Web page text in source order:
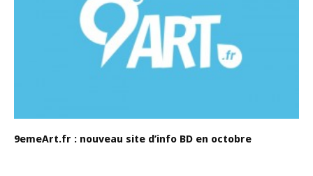
9emeArt.fr : nouveau site d’info BD en octobre